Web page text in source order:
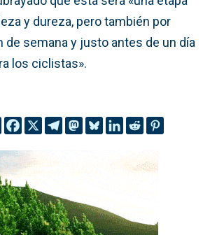
y dureza, pero también por
de semana y justo antes de un día
los ciclistas».